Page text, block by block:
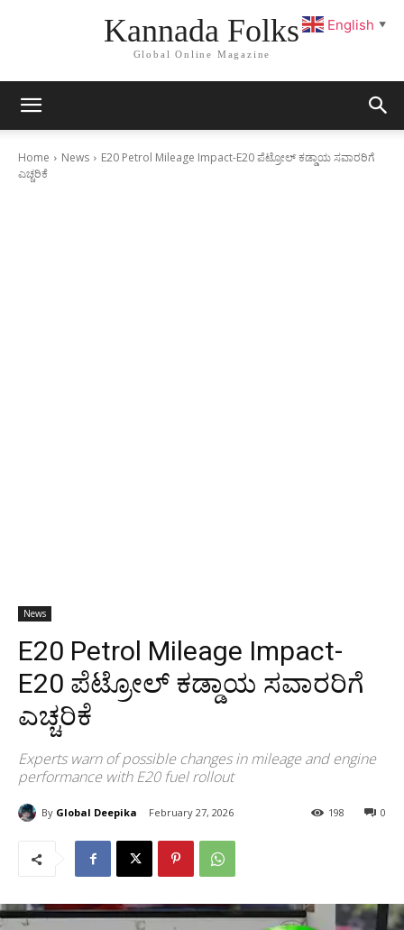
Kannada Folks
Global Online Magazine
Home News
E20 Petrol Mileage Impact-E20 ಪೆಟ್ರೋಲ್ ಕಡ್ಡಾಯ ಸವಾರರಿಗೆ
ಎಚ್ಚರಿಕೆ
News
E20 Petrol Mileage Impact-
E20 ಪೆಟ್ರೋಲ್ ಕಡ್ಡಾಯ ಸವಾರರಿಗೆ
ಎಚ್ಚರಿಕೆ
Experts warn of possible changes in mileage and engine
performance with E20 fuel rollout
By Global Deepika February 27, 2026 0
198
English ▼